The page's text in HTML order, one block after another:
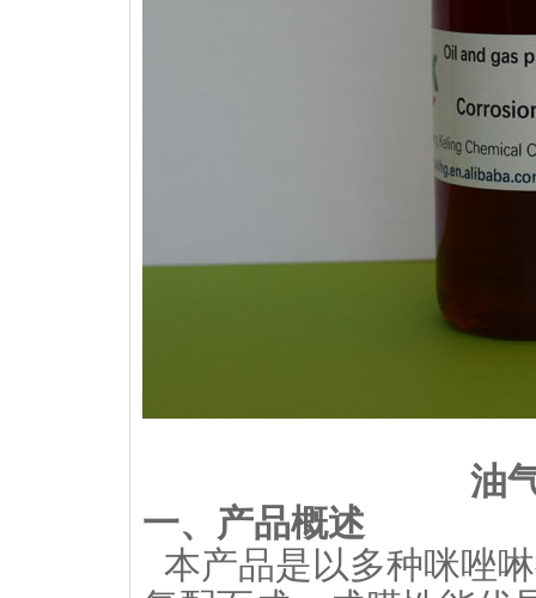
油
一、产品概述
本产品是以多种咪唑